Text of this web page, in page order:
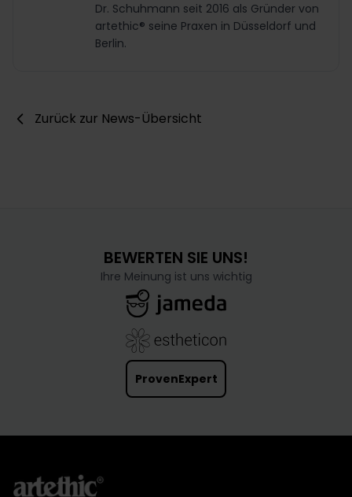
Dr. Schuhmann seit 2016 als Gründer von
artethic® seine Praxen in Düsseldorf und
Berlin.
Zurück zur News-Übersicht
BEWERTEN SIE UNS!
Ihre Meinung ist uns wichtig
ProvenExpert